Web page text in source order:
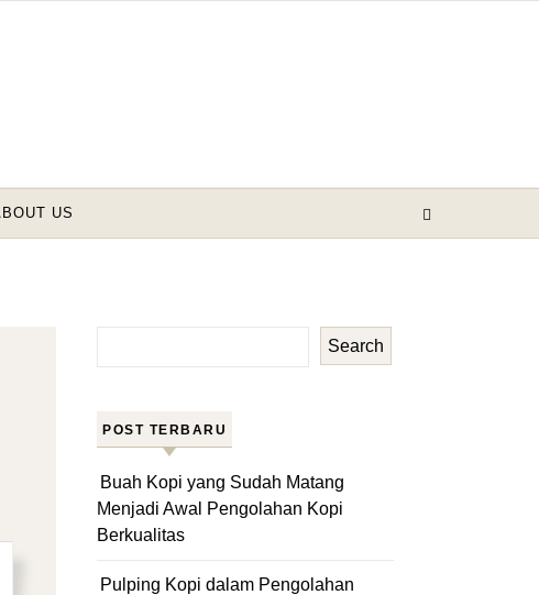
US
Search
POST TERBARU
Buah Kopi yang Sudah Matang
Menjadi Awal Pengolahan Kopi
Berkualitas
Pulping Kopi dalam Pengolahan